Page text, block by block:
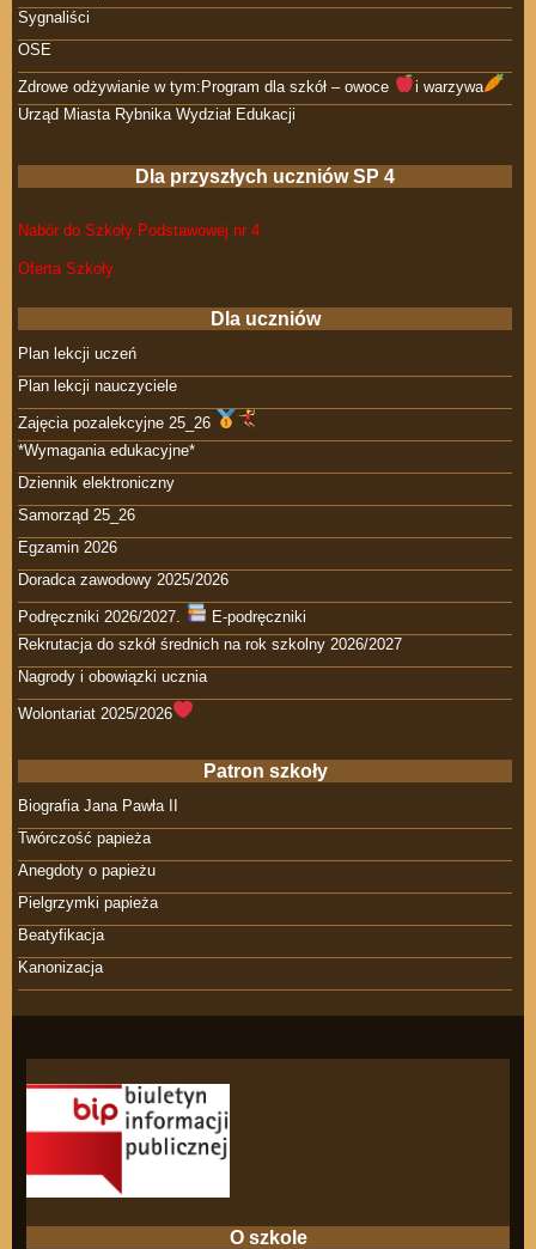
Sygnaliści
OSE
Zdrowe odżywianie w tym:Program dla szkół – owoce
i warzywa
Urząd Miasta Rybnika Wydział Edukacji
Dla przyszłych uczniów SP 4
Nabór do Szkoły Podstawowej nr 4
Oferta Szkoły
Dla uczniów
Plan lekcji uczeń
Plan lekcji nauczyciele
Zajęcia pozalekcyjne 25_26
*Wymagania edukacyjne*
Dziennik elektroniczny
Samorząd 25_26
Egzamin 2026
Doradca zawodowy 2025/2026
Podręczniki 2026/2027.
E-podręczniki
Rekrutacja do szkół średnich na rok szkolny 2026/2027
Nagrody i obowiązki ucznia
Wolontariat 2025/2026
Patron szkoły
Biografia Jana Pawła II
Twórczość papieża
Anegdoty o papieżu
Pielgrzymki papieża
Beatyfikacja
Kanonizacja
O szkole